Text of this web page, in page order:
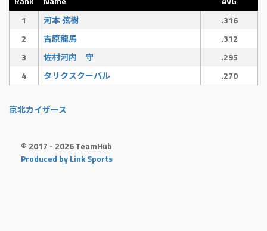
1
河本 弦樹
.316
2
吉原龍馬
.312
3
佐村河内 守
.295
4
タリクスクーバル .270
京北カイザース
© 2017 - 2026 TeamHub
Produced by Link Sports